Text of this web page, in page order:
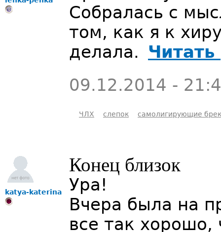
Собралась с
том, как я к
делала.
09.12.2014 -
ЧЛХ слепок самолигирующие
katya-katerina
Конец близок
Ура!
Вчера была на
все так хорошо,